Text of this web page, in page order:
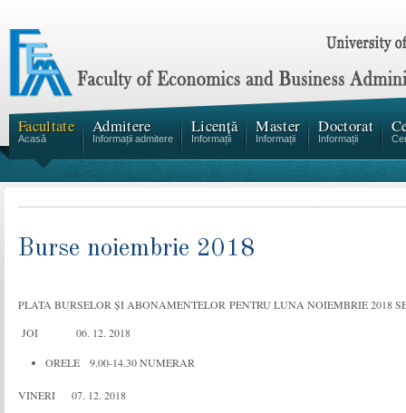
Facultate
Acasă
Admitere
Informații admitere
Licență
Informații
Master
Informații
Doctorat
Informații
Burse noiembrie 2018
PLATA BURSELOR ȘI ABONAMENTELOR PENTRU LUNA NOIEMBRIE 2018
JOI 06. 12. 2018
ORELE 9.00-14.30 NUMERAR
VINERI 07. 12. 2018